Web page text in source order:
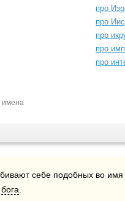
про
про
про
про
про
имена
себе подобных во имя
бога